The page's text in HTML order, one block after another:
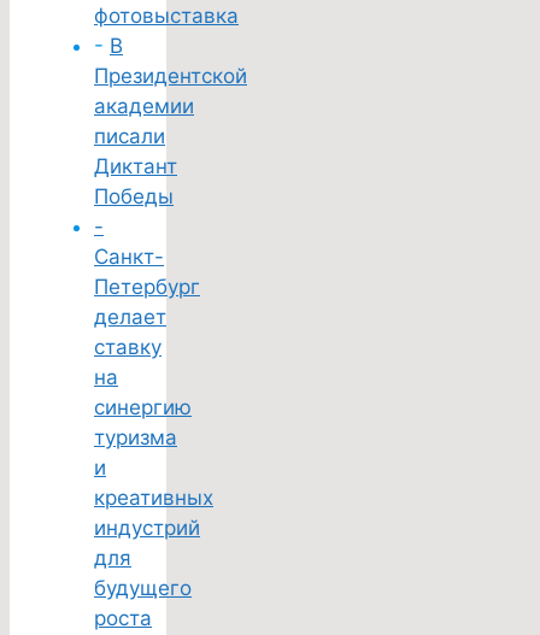
фотовыставка
- В
Президентской
академии
писали
Диктант
Победы
-
Санкт-
Петербург
делает
ставку
на
синергию
туризма
и
креативных
индустрий
для
будущего
роста